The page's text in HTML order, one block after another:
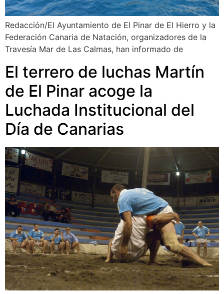
Redacción/El Ayuntamiento de El Pinar de El Hierro y la
Federación Canaria de Natación, organizadores de la
Travesía Mar de Las Calmas, han informado de
El terrero de luchas Martín
de El Pinar acoge la
Luchada Institucional del
Día de Canarias